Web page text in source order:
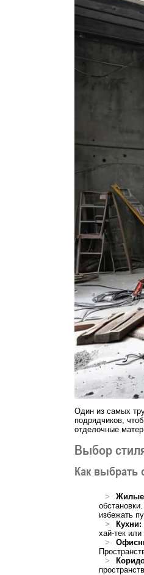
Один из самых
подрядчиков,
отделочные
Выбор
Как выбрать
Жилые
избежать
Кухни:
хай-тек